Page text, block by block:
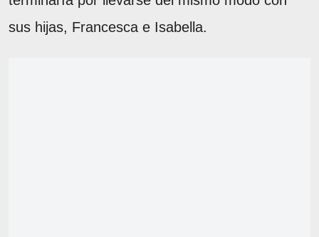
sus hijas, Francesca e Isabella.